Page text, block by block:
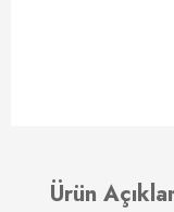
Ürün